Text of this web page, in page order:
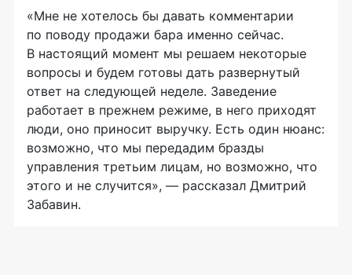
«Мне не хотелось бы давать комментарии
по поводу продажи бара именно сейчас.
В настоящий момент мы решаем некоторые
вопросы и будем готовы дать развернутый
ответ на следующей неделе. Заведение
работает в прежнем режиме, в него приходят
люди, оно приносит выручку. Есть один нюанс:
возможно, что мы передадим бразды
управления третьим лицам, но возможно, что
этого и не случится», — рассказал Дмитрий
Забавин.